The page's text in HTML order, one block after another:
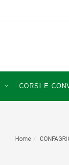
CORSI E
Home